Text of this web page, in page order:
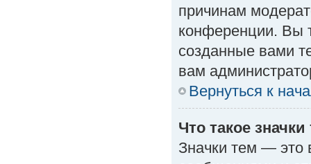
причинам
конференции. Вы
созданные вами
вам
Вернуться к
Что такое значки
Значки тем — это